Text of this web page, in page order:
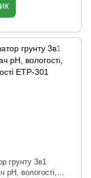
грунту 3в1
pH, вологості,